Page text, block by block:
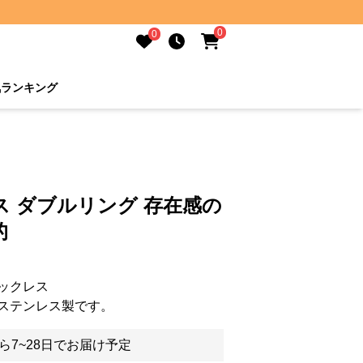
0 0
ンキング
ダブルリング 存在感の
クレス
テンレス製です。
7~28日でお届け予定